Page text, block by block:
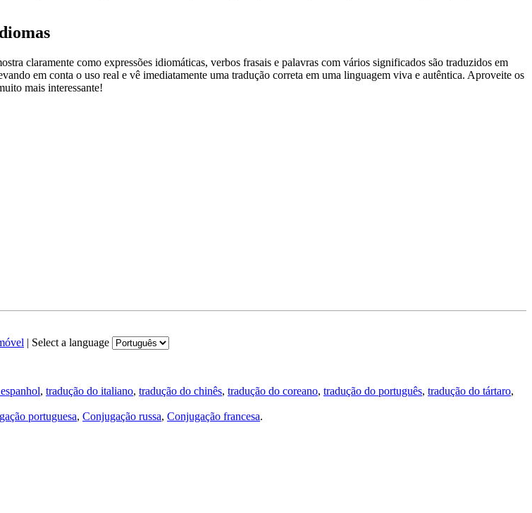
claramente como expressões idiomáticas, verbos frasais e palavras com vários significados são traduzidos em
em conta o uso real e vê imediatamente uma tradução correta em uma linguagem viva e autêntica. Aproveite os
mais interessante!
| Select a language
, tradução do italiano, tradução do chinês, tradução do coreano, tradução do português, tradução do tártaro,
portuguesa, Conjugação russa, Conjugação francesa.